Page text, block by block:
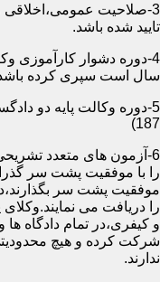
3-صلاحیت
تایید شده باشد.
4-دوره دشوار کارآموزی
سال است سپری کرده
5-دوره وکالت پایه دو
187)
6-آزمون های متعدد
را با موفقیت پشت سر
موفقیت پشت سر
را دریافت می
و کیفری،در تمام دادگاه
شرکت کرده و هیچ
ندارند.